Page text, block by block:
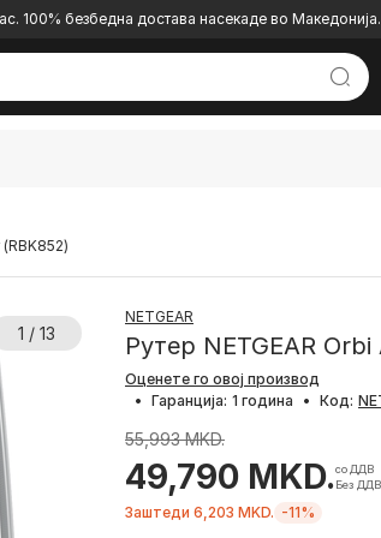
100% безбедна достава насекаде во Македонија.
1 / 13
NETGEAR
Рутер NETGEAR
Оценете го овој производ
• Гаранција: 1 година • Код:
55,993 MKD.
49,790 MKD.со ДДВ
Без ДДВ
Заштеди 6,203 MKD. -11%